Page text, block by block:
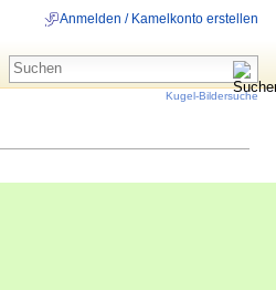
Anmelden / Kamelkonto erstellen
Kugel-Bildersuche